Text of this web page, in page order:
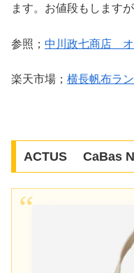
ます。お値段もしますが
参照； 中川政七商店 オ
楽天市場； 横長帆布ラ
ACTUS CaBas